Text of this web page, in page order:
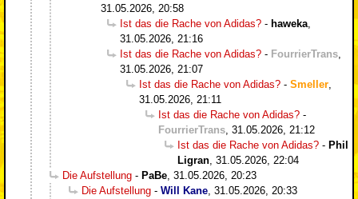
31.05.2026, 20:58
Ist das die Rache von Adidas? - haweka
31.05.2026, 21:16
Ist das die Rache von Adidas? - FourrierTrans
31.05.2026, 21:07
Ist das die Rache von Adidas? - Smeller
31.05.2026, 21:11
Ist das die Rache von Adidas? -
FourrierTrans 31.05.2026, 21:12
Ist das die Rache von Adidas? - Phil
Ligran 31.05.2026, 22:04
Die Aufstellung - PaBe 31.05.2026, 20:23
Die Aufstellung - Will Kane 31.05.2026, 20:33